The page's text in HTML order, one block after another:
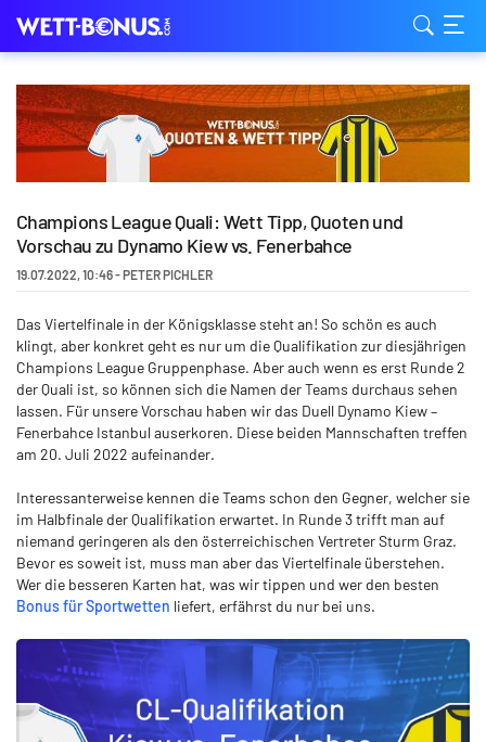
Champions League Quali: Wett Tipp, Quoten und
Vorschau zu Dynamo Kiew vs. Fenerbahce
19.07.2022,10:46-PETER PICHLER
Das Viertelfinale in der Königsklasse steht an! So schön es auch
klingt, aber konkret geht es nur um die Qualifikation zur diesjährigen
Champions League Gruppenphase. Aber auch wenn es erst Runde 2
der Quali ist, so können sich die Namen der Teams durchaus sehen
lassen. Für unsere Vorschau haben wir das Duell Dynamo Kiew –
Fenerbahce Istanbul auserkoren. Diese beiden Mannschaften treffen
am 20. Juli 2022 aufeinander.
Interessanterweise kennen die Teams schon den Gegner, welcher sie
im Halbfinale der Qualifikation erwartet. In Runde 3 trifft man auf
niemand geringeren als den österreichischen Vertreter Sturm Graz.
Bevor es soweit ist, muss man aber das Viertelfinale überstehen.
Wer die besseren Karten hat, was wir tippen und wer den besten
Bonus für Sportwetten liefert, erfährst du nur bei uns.